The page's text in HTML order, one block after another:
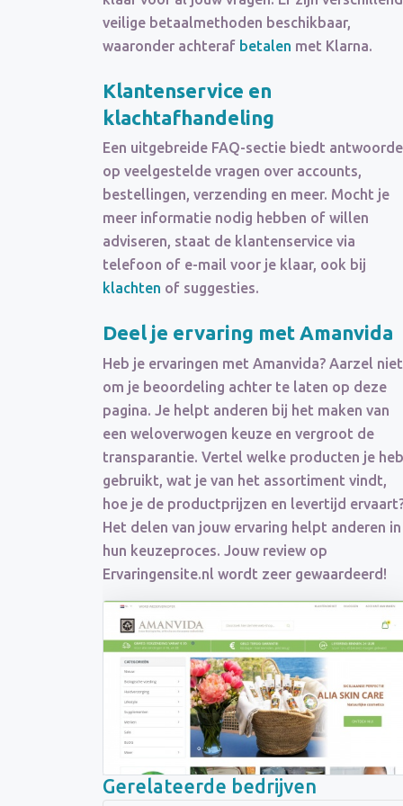
veilige betaalmethoden beschikbaar,
waaronder achteraf betalen met Klarna.
Klantenservice en
klachtafhandeling
Een uitgebreide FAQ-sectie biedt
op veelgestelde vragen over accounts,
bestellingen, verzending en meer. Mocht je
meer informatie nodig hebben of willen
adviseren, staat de klantenservice via
telefoon of e-mail voor je klaar, ook bij
klachten of suggesties.
Deel je ervaring met Amanvida
Heb je ervaringen met Amanvida? Aarzel niet
om je beoordeling achter te laten op deze
pagina. Je helpt anderen bij het maken van
een weloverwogen keuze en vergroot de
transparantie. Vertel welke producten je
gebruikt, wat je van het assortiment vindt,
hoe je de productprijzen en levertijd
Het delen van jouw ervaring helpt anderen in
hun keuzeproces. Jouw review op
Ervaringensite.nl wordt zeer gewaardeerd!
Gerelateerde bedrijven